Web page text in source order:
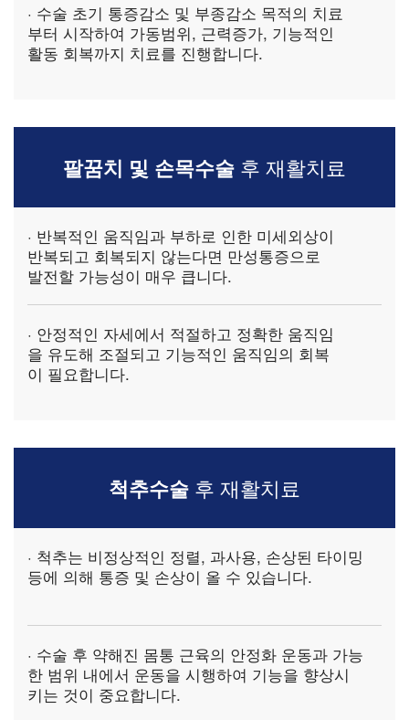
· 수술 초기 통증감소 및 부종감소 목적의 치료
부터 시작하여 가동범위, 근력증가, 기능적인
활동 회복까지 치료를 진행합니다.
팔꿈치 및 손목수술 후 재활치료
· 반복적인 움직임과 부하로 인한 미세외상이
반복되고 회복되지 않는다면 만성통증으로
발전할 가능성이 매우 큽니다.
· 안정적인 자세에서 적절하고 정확한 움직임
을 유도해 조절되고 기능적인 움직임의 회복
이 필요합니다.
척추수술 후 재활치료
· 척추는 비정상적인 정렬, 과사용, 손상된 타이밍
등에 의해 통증 및 손상이 올 수 있습니다.
· 수술 후 약해진 몸통 근육의 안정화 운동과 가능
한 범위 내에서 운동을 시행하여 기능을 향상시
키는 것이 중요합니다.